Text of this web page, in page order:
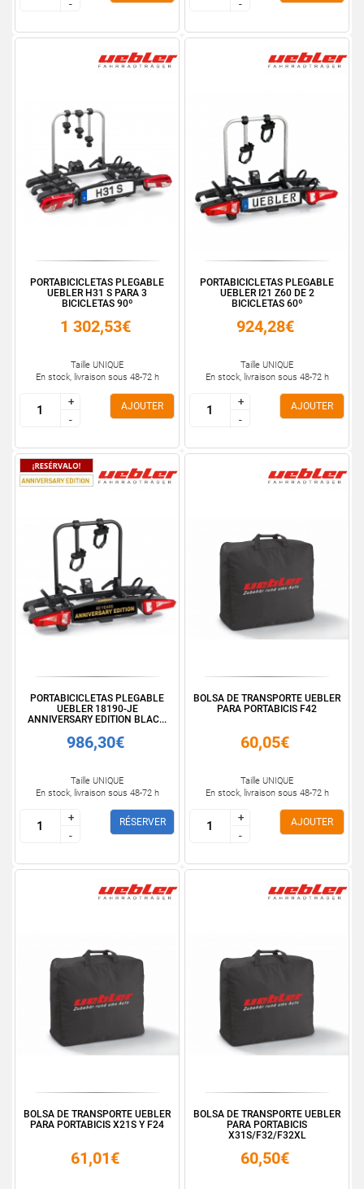
--
--
PORTABICICLETAS PLEGABLE
UEBLER H31 S PARA 3
BICICLETAS 90º
1 302,53€
Taille UNIQUE
En stock, livraison sous 48-72 h
+
-
+
-
AJOUTER
PORTABICICLETAS PLEGABLE
UEBLER I21 Z60 DE 2
BICICLETAS 60º
924,28€
Taille UNIQUE
En stock, livraison sous 48-72 h
+
-
+
-
AJOUTER
PORTABICICLETAS PLEGABLE
UEBLER 18190-JE
ANNIVERSARY EDITION BLAC...
986,30€
Taille UNIQUE
En stock, livraison sous 48-72 h
+
-
+
-
RÉSERVER
BOLSA DE TRANSPORTE UEBLER
PARA PORTABICIS F42
60,05€
Taille UNIQUE
En stock, livraison sous 48-72 h
+
-
+
-
AJOUTER
BOLSA DE TRANSPORTE UEBLER
PARA PORTABICIS X21S Y F24
61,01€
BOLSA DE TRANSPORTE UEBLER
PARA PORTABICIS
X31S/F32/F32XL
60,50€